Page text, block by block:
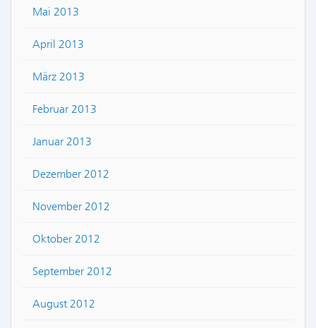
Mai 2013
April 2013
März 2013
Februar 2013
Januar 2013
Dezember 2012
November 2012
Oktober 2012
September 2012
August 2012